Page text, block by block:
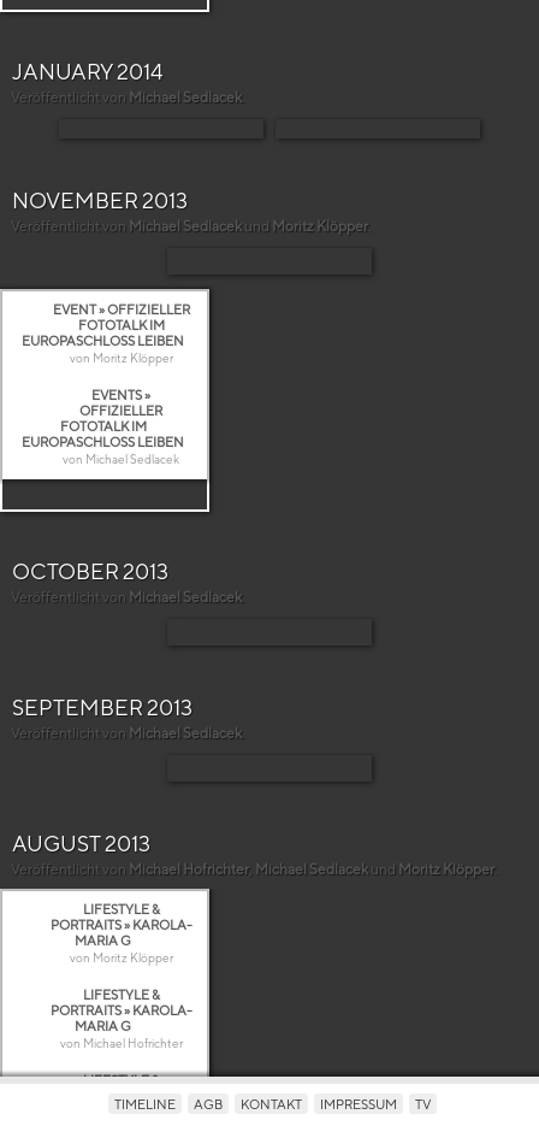
JANUARY 2014
Veröffentlicht von Michael Sedlacek
NOVEMBER 2013
Veröffentlicht von Michael Sedlacek und Moritz Klöpper.
EVENT » OFFIZIELLER
FOTOTALK IM
EUROPASCHLOSS LEIBEN
von Moritz Klöpper
EVENTS »
OFFIZIELLER
FOTOTALK IM
EUROPASCHLOSS LEIBEN
von Michael Sedlacek
OCTOBER 2013
Veröffentlicht von Michael Sedlacek
SEPTEMBER 2013
Veröffentlicht von Michael Sedlacek
AUGUST 2013
Veröffentlicht von Michael Hofrichter, Michael Sedlacek und Moritz Klöpper.
LIFESTYLE &
PORTRAITS » KAROLA-
MARIA G
von Moritz Klöpper
LIFESTYLE &
PORTRAITS » KAROLA-
MARIA G
von Michael Hofrichter
LIFESTYLE &
MARIA GTIMELINE AGB KONTAKT IMPRESSUM TV